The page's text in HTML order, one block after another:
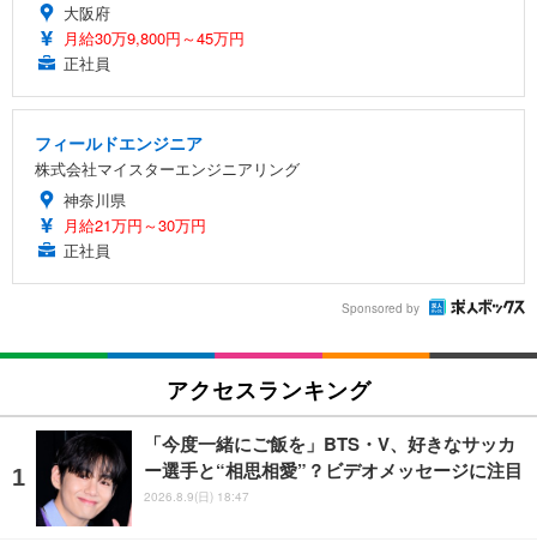
大阪府
月給30万9,800円～45万円
正社員
フィールドエンジニア
株式会社マイスターエンジニアリング
神奈川県
月給21万円～30万円
正社員
Sponsored by
アクセスランキング
「今度一緒にご飯を」BTS・V、好きなサッカ
ー選手と“相思相愛”？ビデオメッセージに注目
2026.8.9(日) 18:47